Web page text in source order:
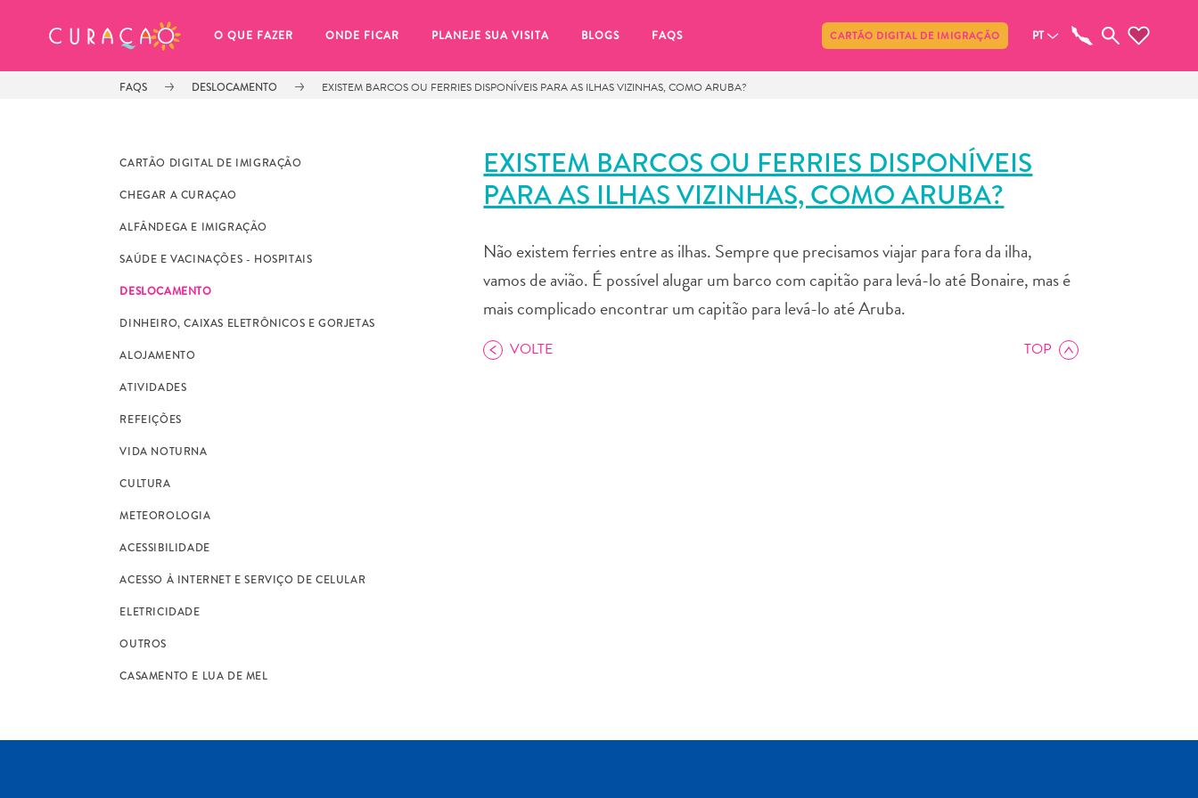
O QUE FAZER ONDE FICAR PLANEJE SUA VISITA BLOGS FAQS CARTÃO DIGITAL DE IMIGRAÇÃO PT
FAQS DESLOCAMENTO EXISTEM BARCOS OU FERRIES DISPONÍVEIS PARA AS ILHAS VIZINHAS, COMO ARUBA?
CARTÃO DIGITAL DE IMIGRAÇÃO
CHEGAR A CURAÇAO
ALFÂNDEGA E IMIGRAÇÃO
SAÚDE E VACINAÇÕES - HOSPITAIS
DESLOCAMENTO
DINHEIRO, CAIXAS ELETRÔNICOS E GORJETAS
ALOJAMENTO
ATIVIDADES
REFEIÇÕES
VIDA NOTURNA
CULTURA
METEOROLOGIA
ACESSIBILIDADE
ACESSO À INTERNET E SERVIÇO DE CELULAR
ELETRICIDADE
OUTROS
CASAMENTO E LUA DE MEL
EXISTEM BARCOS OU FERRIES DISPONÍVEIS
PARA AS ILHAS VIZINHAS, COMO ARUBA?
Não existem ferries entre as ilhas. Sempre que precisamos viajar para fora da ilha,
vamos de avião. É possível alugar um barco com capitão para levá-lo até Bonaire, mas é
mais complicado encontrar um capitão para levá-lo até Aruba.
TOP
VOLTE
MEUS FAVORITOS Compartilhar
Você ainda não salvou nenhum
Sempre que você quiser salvar algo para mais tarde, certifique-se de clicar no